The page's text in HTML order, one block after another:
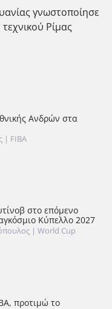
γνωστοποίησε
Ρίμας
Ανδρών στα
| FIBA
στο επόμενο
Κύπελλο 2027
| World Cup
προτιμώ το